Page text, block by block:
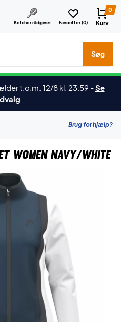
Ketcher rådgiver Favoritter (0)
0
Kurv
mærker etc.
Søg
t.o.m. 12/8 kl. 23:59 -Se
Brug for hjælp?
Women Navy/White